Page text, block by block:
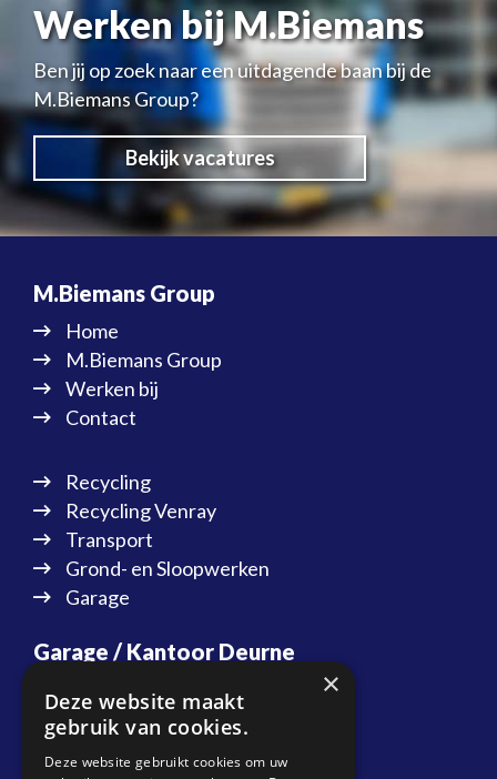
Werken bij M.Biemans
Ben jij op zoek naar een uitdagende baan bij de
M.Biemans Group?
Bekijk vacatures
M.Biemans Group
Home
M.Biemans Group
Werken bij
Contact
Recycling
Recycling Venray
Transport
Grond- en Sloopwerken
Garage
Garage / Kantoor Deurne
Energiestraat 20
5753 RN Deurne
T:088 087 37 20
×
Deze website maakt
gebruik van cookies.
Deze website gebruikt cookies om uw